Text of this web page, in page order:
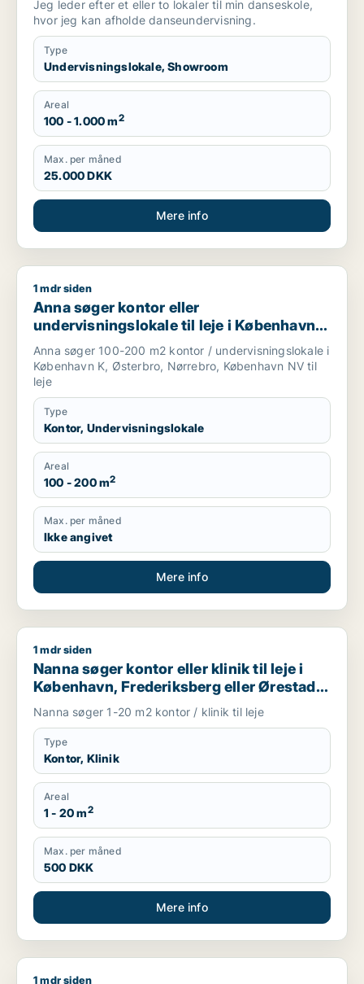
Jeg leder efter et eller to lokaler til min danseskole,
hvor jeg kan afholde danseundervisning.
Type
Undervisningslokale, Showroom
Areal
100 - 1.000 m2
Max. per måned
25.000 DKK
Mere info
Anna søger kontor eller undervisningslokale til leje i
1 mdr siden
Anna søger kontor eller
undervisningslokale til leje i København
K, Østerbro eller Nørrebro m.fl.
Anna søger 100-200 m2 kontor / undervisningslokale i
København K, Østerbro, Nørrebro, København NV til
leje
Type
Kontor, Undervisningslokale
Areal
100 - 200 m2
Max. per måned
Ikke angivet
Mere info
Nanna søger kontor eller klinik til leje i København,
1 mdr siden
Nanna søger kontor eller klinik til leje i
København, Frederiksberg eller Ørestad
m.fl.
Nanna søger 1-20 m2 kontor / klinik til leje
Type
Kontor, Klinik
Areal
1 - 20 m2
Max. per måned
500 DKK
Mere info
Seemab søger kontor eller klinik til leje i Østerbro
1 mdr siden